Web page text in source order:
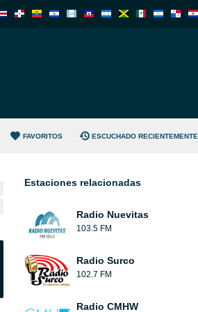
FAVORITOS ESCUCHADO RECIENTEMENTE
Estaciones relacionadas
Radio Nuevitas
103.5 FM
Radio Surco
102.7 FM
Radio CMHW